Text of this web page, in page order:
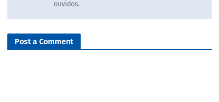
ouvidos.
Post a Comment